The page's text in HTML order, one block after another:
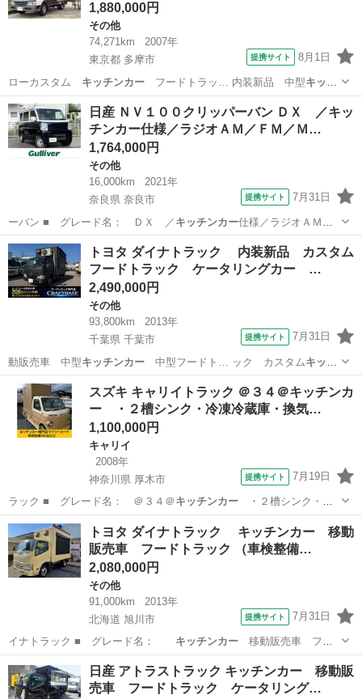
1,880,000円
その他
74,271km
2007年
東京都 多摩市
提携サイト 8月1日
ローカスタム キッチンカーフードトラッ… 内装新品 中型キッチ
ンカー中型移動販売…
東京 多摩市 その他
日産 ＮＶ１００クリッパーバン ＤＸ ／キッ
チンカー仕様／ラジオＡＭ／ＦＭ／Ｍ…
1,764,000円
その他
16,000km
2021年
奈良県 奈良市
提携サイト 7月31日
ーバン ■ グレード名： ＤＸ ／ キッチンカー仕様／ラジオＡＭ／
ＦＭ／ＭＴモード…
奈良 奈良市 その他
トヨタ ダイナトラック 内装新品 カスタム
フードトラック ケータリングカー …
2,490,000円
その他
93,800km
2013年
千葉県 千葉市
提携サイト 7月31日
動販売車 中型キッチンカー中型フードト… ック カスタム キッチ
ンカー車 オリジナルキッチンカーフードトラッ…
千葉 千葉市 その他
スズキ キャリイトラック ＠３４＠キッチンカ
ー ・２槽シンク・冷凍冷蔵庫・換気…
1,100,000円
キャリイ
2008年
神奈川県 厚木市
提携サイト 7月19日
ラック ■ グレード名： ＠３４＠キッチンカー・２槽シンク・冷
凍冷蔵庫・換気扇…
神奈川 厚木市 キャリイ
トヨタ ダイナトラック キッチンカー 移動
販売車 フードトラック （車検整備…
2,080,000円
その他
91,000km
2013年
北海道 旭川市
提携サイト 7月31日
イナトラック ■ グレード名： キッチンカー移動販売車 フー
ドトラック ■ …
北海道 旭川市 その他
日産 アトラストラック キッチンカー 移動販
売車 フードトラック ケータリング…